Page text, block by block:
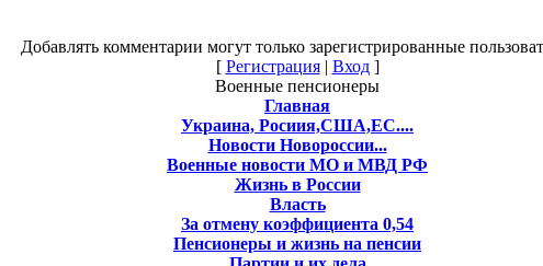
Добавлять комментарии могут только зарегистрированные
[ Регистрация| Вход]
Военные пенсионеры
Главная
Украина, Росиия,США,ЕС....
Новости Новороссии...
Военные новости МО и МВД РФ
Жизнь в России
Власть
За отмену коэффициента 0,54
Пенсионеры и жизнь на пенсии